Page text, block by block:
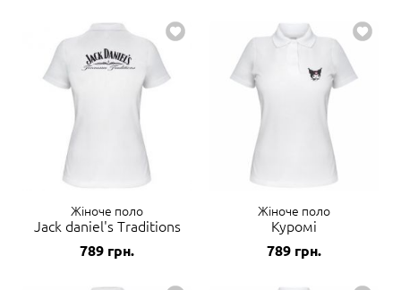
Жіноче поло
Jack daniel's Traditions
789 грн.
Жіноче поло
Куромі
789 грн.